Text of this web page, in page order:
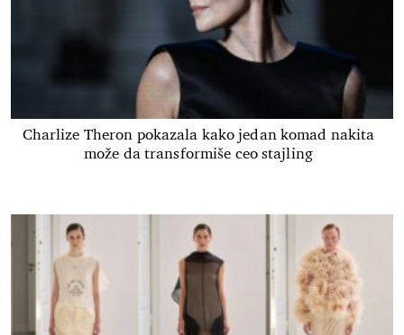
Charlize Theron pokazala kako jedan komad nakita
može da transformiše ceo stajling